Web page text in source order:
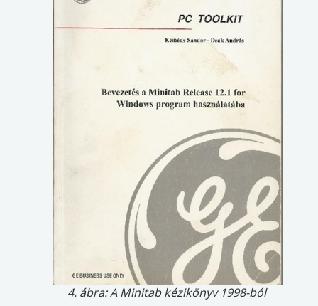
4. ábra: A Minitab kézikönyv 1998-ból